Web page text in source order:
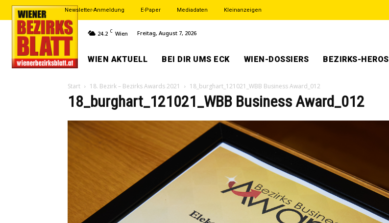
Newsletter-Anmeldung E-Paper Mediadaten Kleinanzeigen
24.2 C Wien Freitag, August 7, 2026
WIEN AKTUELL BEI DIR UMS ECK WIEN-DOSSIERS BEZIRKS-HEROS
Start 18. Bezirk – Bezirks Awards 2021 18_burghart_121021_WBB Business Award_012
18_burghart_121021_WBB Business Award_012